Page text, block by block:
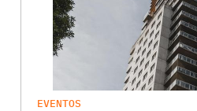
EVENTOS